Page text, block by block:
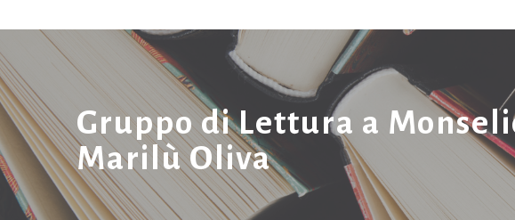
Gruppo di Lettura a
Marilù Oliva